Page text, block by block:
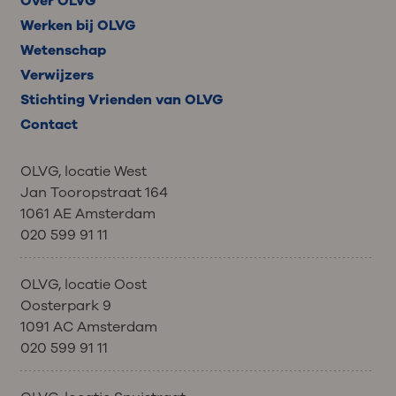
Werken bij OLVG
Wetenschap
Verwijzers
Stichting Vrienden van OLVG
Contact
OLVG, locatie West
Jan Tooropstraat 164
1061 AE Amsterdam
020 599 91 11
OLVG, locatie Oost
Oosterpark 9
1091 AC Amsterdam
020 599 91 11